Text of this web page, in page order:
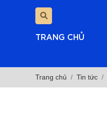
TRANG CHỦ
Trang chủ Tin tức